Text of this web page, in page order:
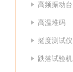
高频振动台
高温堆码
挺度测试仪
跌落试验机